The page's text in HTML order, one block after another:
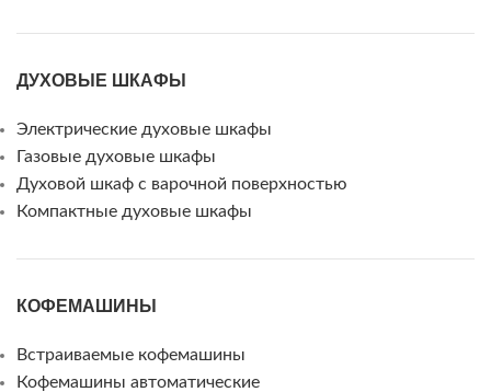
ДУХОВЫЕ ШКАФЫ
Электрические духовые шкафы
Газовые духовые шкафы
Духовой шкаф с варочной поверхностью
Компактные духовые шкафы
КОФЕМАШИНЫ
Встраиваемые кофемашины
Кофемашины автоматические